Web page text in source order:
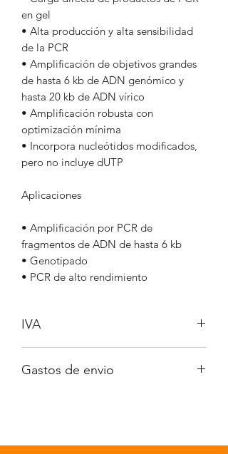
en gel
• Alta producción y alta sensibilidad
de la PCR
• Amplificación de objetivos grandes
de hasta 6 kb de ADN genómico y
hasta 20 kb de ADN vírico
• Amplificación robusta con
optimización mínima
• Incorpora nucleótidos modificados,
pero no incluye dUTP
Aplicaciones
• Amplificación por PCR de
fragmentos de ADN de hasta 6 kb
• Genotipado
• PCR de alto rendimiento
IVA
Gastos de envio